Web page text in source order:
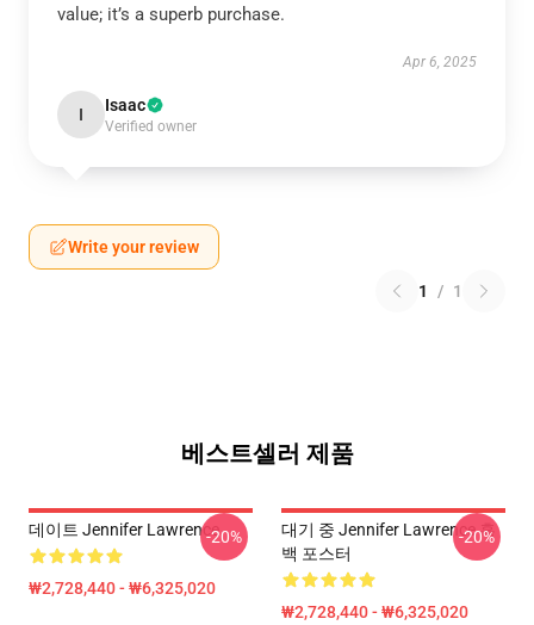
value; it’s a superb purchase.
Apr 6, 2025
I Isaac
Verified owner
Write your review
1 / 1
베스트셀러 제품
데이트 Jennifer Lawrence
₩2,728,440 - ₩6,325,020
-20%
대기 중 Jennifer Lawrence 흑
백 포스터
₩2,728,440 - ₩6,325,020
-20%